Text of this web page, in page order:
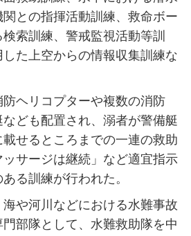
との指揮活動訓練、救命ボー
検索訓練、警戒監視活動等訓
た上空からの情報収集訓練な
ヘリコプターや複数の消防
ども配置され、溺者が警備艇
せるところまでの一連の救助
サージは継続」など適宜指示
る訓練が行われた。
や河川などにおける水難事故
部隊として、水難救助隊を中